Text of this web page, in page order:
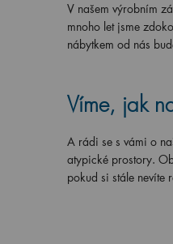
V našem výrobním
mnoho let jsme
nábytkem od nás
Víme, jak
A rádi se s vámi o
atypické prostory.
pokud si stále nevíte